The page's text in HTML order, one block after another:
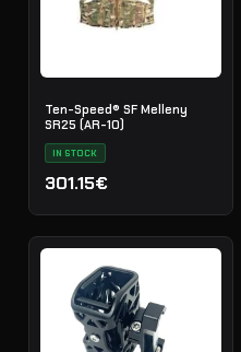
Ten-Speed® SF Melleny
SR25 (AR-10)
IN STOCK
301.15€